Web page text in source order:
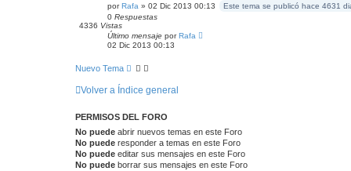
porRafa » 02 Dic 2013 00:13
Este tema se publicó hace 4631
0 Respuestas
4336 Vistas
Último mensaje porRafa
02 Dic 2013 00:13
Nuevo Tema
Volver a Índice general
PERMISOS DEL FORO
No puede abrir nuevos temas en este Foro
No puede responder a temas en este Foro
No puede editar sus mensajes en este Foro
No puede borrar sus mensajes en este Foro